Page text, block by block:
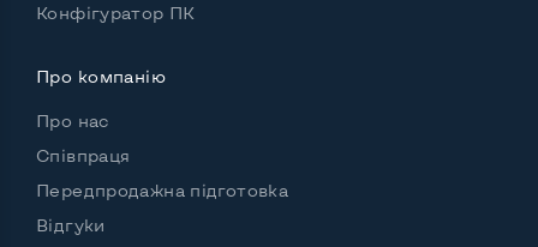
Бездротове підключення:
Bluetooth
Конфігуратор ПК
Про компанію
Про нас
Співпраця
Передпродажна підготовка
Відгуки